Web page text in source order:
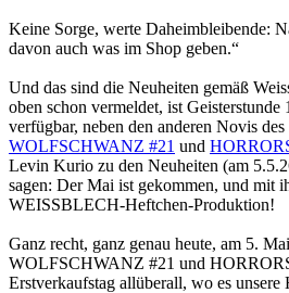
Keine Sorge, werte Daheimbleibende:
davon auch was im Shop geben.“
Und das sind die Neuheiten gemäß
oben schon vermeldet, ist Geisterstunde
verfügbar, neben den anderen Novis
WOLFSCHWANZ #21 und
Levin Kurio zu den Neuheiten (am
sagen: Der Mai ist gekommen, und mit
WEISSBLECH-Heftchen-Produktion!
Ganz recht, ganz genau heute, am 5.
WOLFSCHWANZ #21 und
Erstverkaufstag allüberall, wo es unsere